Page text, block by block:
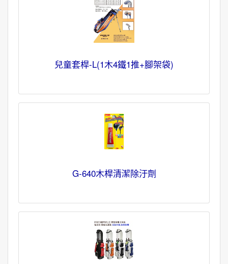
兒童套桿-L(1木4鐵1推+腳架袋)
G-640木桿清潔除汙劑